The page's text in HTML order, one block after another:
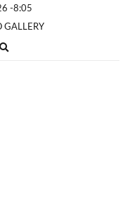
-8:05
GALLERY